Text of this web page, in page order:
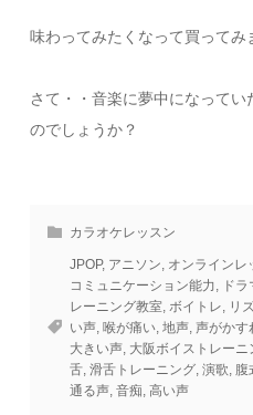
味わってみたくなって買ってみ
さて・・音楽に夢中になって
のでしょうか？
カラオケレッスン
JPOP, アニソン, オンラインレ
コミュニケーション能力, ド
レーニング教室,ボイトレ, リ
い声,喉が痛い,地声,声がかす
大きい声, 大阪ボイストレーニ
舌,滑舌トレーニング,演歌, 腹
通る声,音痴,高い声